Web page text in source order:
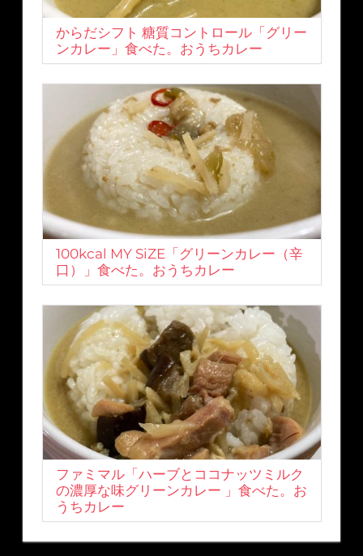
からだシフト 糖質コントロール「グリー
ンカレー」食べた。おうちカレー
100kcal MY SiZE「グリーンカレー（辛
口）」食べた。おうちカレー
ファミマル「ハーブとココナッツミルク
の濃厚な味グリーンカレー 」食べた。お
うちカレー